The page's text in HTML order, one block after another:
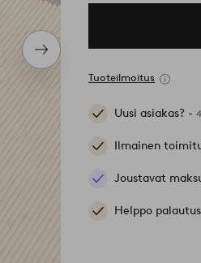
Seuraava
tuote
Tuoteilmoitus
Uusi asiakas? -
Ilmainen
Joustavat
Helppo